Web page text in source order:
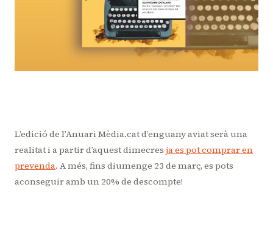
L’edició de l’Anuari Mèdia.cat d’enguany aviat serà una
realitat i a partir d’aquest dimecres ja es pot comprar en
prevenda. A més, fins diumenge 23 de març, es pots
aconseguir amb un 20% de descompte!